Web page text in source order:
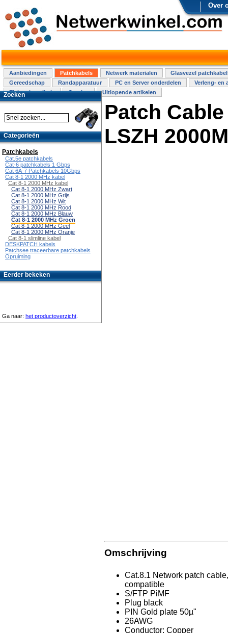
Over
Aanbiedingen Patchkabels Netwerk materialen
Glasvezel
Gereedschap
Randapparatuur PC en Server onderdelen
Verleng- en
Elektra installatie
Overige Uitlopende artikelen
Patch
LSZH
Omschrijving
Cat.8.1 Network patch
compatible
S/FTP PiMF
Plug black
PIN Gold plate 50µ"
26AWG
Conductor: Copper
Zoeken
Categorieën
Patchkabels
Cat.5e patchkabels
Cat-6 patchkabels 1 Gbps
Cat 6A-7 Patchkabels 10Gbps
Cat 8-1 2000 MHz kabel
Cat 8-1 2000 MHz kabel
Cat 8-1 2000 MHz Zwart
Cat 8-1 2000 MHz Grijs
Cat 8-1 2000 MHz Wit
Cat 8-1 2000 MHz Rood
Cat 8-1 2000 MHz Blauw
Cat 8-1 2000 MHz Groen
Cat 8-1 2000 MHz Geel
Cat 8-1 2000 MHz Oranje
Cat 8-1 slimline kabel
DESKPATCH kabels
Patchsee traceerbare patchkabels
Opruiming
Eerder bekeken
Ga naar: het productoverzicht